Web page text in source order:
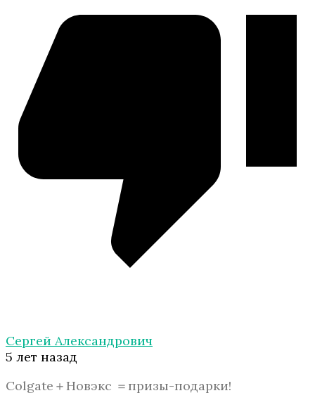
Сергей Александрович
5 лет назад
Colgate＋Новэкс ＝призы-подарки!